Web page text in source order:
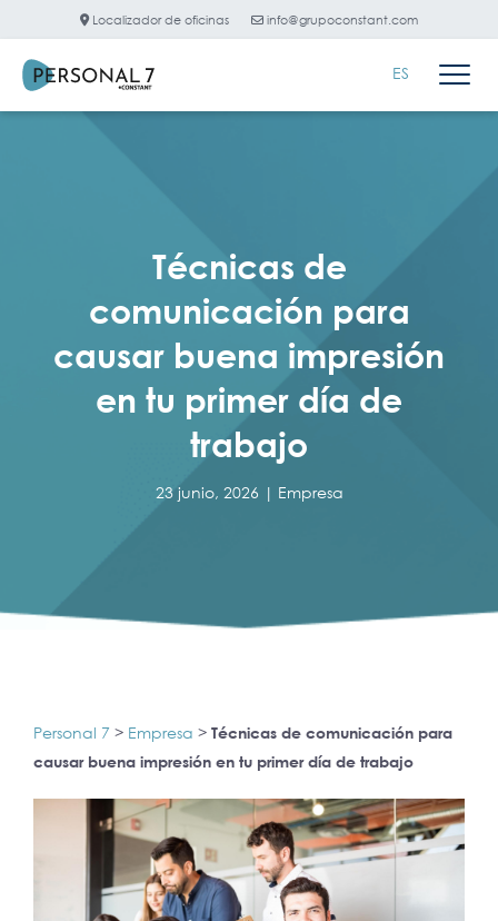
Localizador de oficinas info@grupoconstant.com
ES
Técnicas de
comunicación para
causar buena impresión
en tu primer día de
trabajo
23 junio, 2026 | Empresa
Personal 7 > Empresa > Técnicas de comunicación para
causar buena impresión en tu primer día de trabajo